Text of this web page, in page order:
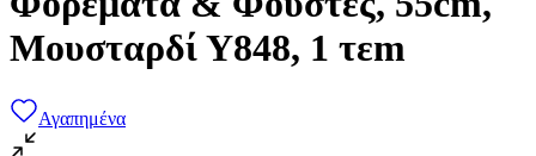
Μουσταρδί Υ848, 1 τεm
Αγαπημένα